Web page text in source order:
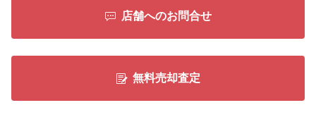
店舗へのお問合せ
無料売却査定